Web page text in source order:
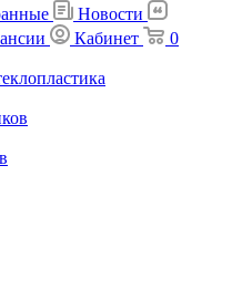
Новости
Кабинет
0